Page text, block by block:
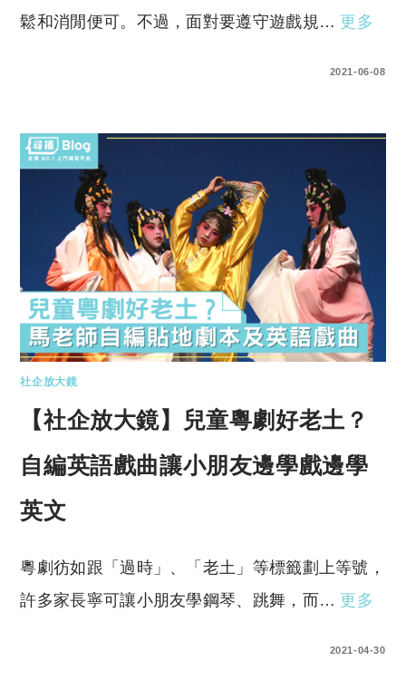
鬆和消閒便可。不過，面對要遵守遊戲規… 更多
2021-06-08
社企放大鏡
【社企放大鏡】兒童粵劇好老土？
自編英語戲曲讓小朋友邊學戲邊學
英文
粵劇彷如跟「過時」、「老土」等標籤劃上等號，
許多家長寧可讓小朋友學鋼琴、跳舞，而… 更多
2021-04-30